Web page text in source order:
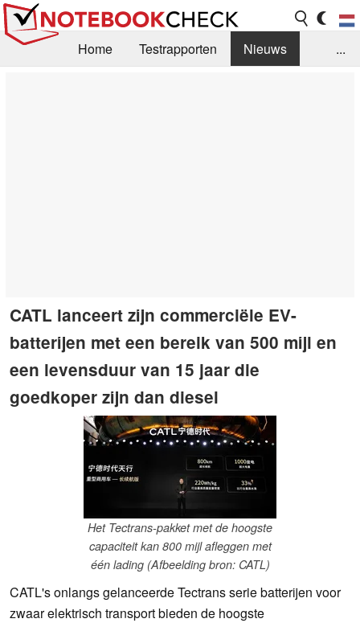
Home Testrapporten
Nieuws
...
CATL lanceert zijn commerciële EV-
batterijen met een bereik van 500 mijl en
een levensduur van 15 jaar die
goedkoper zijn dan diesel
Het Tectrans-pakket met de hoogste
capaciteit kan 800 mijl afleggen met
één lading (Afbeelding bron: CATL)
CATL's onlangs gelanceerde Tectrans serie batterijen voor
zwaar elektrisch transport bieden de hoogste